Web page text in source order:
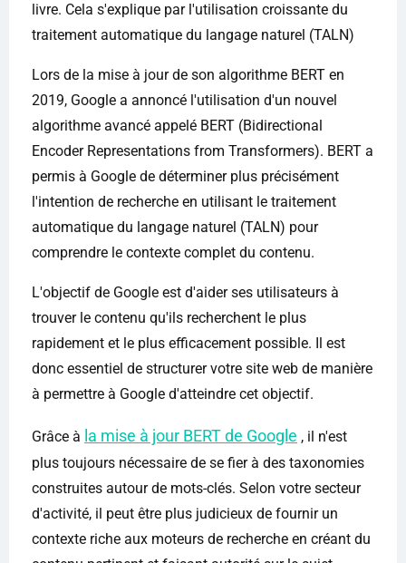
livre. Cela s'explique par l'utilisation croissante du
traitement automatique du langage naturel (TALN)
Lors de la mise à jour de son algorithme BERT en
2019, Google a annoncé l'utilisation d'un nouvel
algorithme avancé appelé BERT (Bidirectional
Encoder Representations from Transformers). BERT a
permis à Google de déterminer plus précisément
l'intention de recherche en utilisant le traitement
automatique du langage naturel (TALN) pour
comprendre le contexte complet du contenu.
L'objectif de Google est d'aider ses utilisateurs à
trouver le contenu qu'ils recherchent le plus
rapidement et le plus efficacement possible. Il est
donc essentiel de structurer votre site web de manière
à permettre à Google d'atteindre cet objectif.
Grâce à la mise à jour BERT de Google , il n'est
plus toujours nécessaire de se fier à des taxonomies
construites autour de mots-clés. Selon votre secteur
d'activité, il peut être plus judicieux de fournir un
contexte riche aux moteurs de recherche en créant du